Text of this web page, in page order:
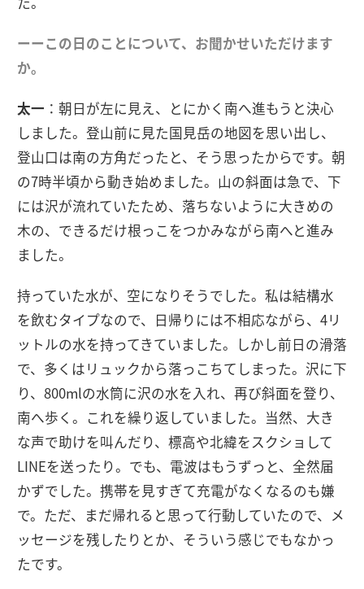
ーーこの日のことについて、お聞かせいただけます
か。
太一 ：朝日が左に見え、とにかく南へ進もうと決心
しました。登山前に見た国見岳の地図を思い出し、
登山口は南の方角だったと、そう思ったからです。朝
の7時半頃から動き始めました。山の斜面は急で、下
には沢が流れていたため、落ちないように大きめの
木の、できるだけ根っこをつかみながら南へと進み
ました。
持っていた水が、空になりそうでした。私は結構水
を飲むタイプなので、日帰りには不相応ながら、4リ
ットルの水を持ってきていました。しかし前日の滑落
で、多くはリュックから落っこちてしまった。沢に下
り、800mlの水筒に沢の水を入れ、再び斜面を登り、
南へ歩く。これを繰り返していました。当然、大き
な声で助けを叫んだり、標高や北緯をスクショして
LINEを送ったり。でも、電波はもうずっと、全然届
かずでした。携帯を見すぎて充電がなくなるのも嫌
で。ただ、まだ帰れると思って行動していたので、メ
ッセージを残したりとか、そういう感じでもなかっ
たです。